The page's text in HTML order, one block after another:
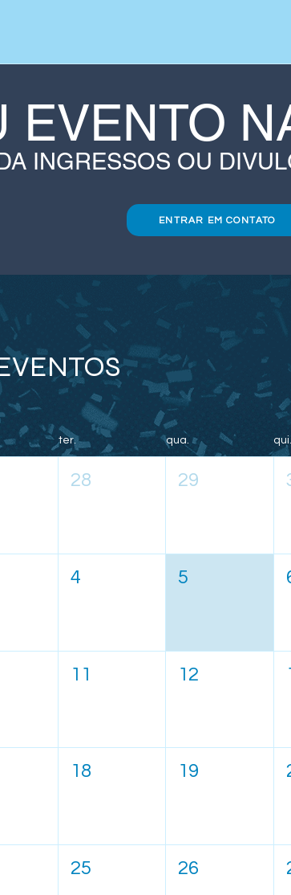
EVENTO
INGRESSOS OU
ENTRAR EM CONTATO
ter. qua. qui.
28 29
4 5
11 12
18 19
25 26